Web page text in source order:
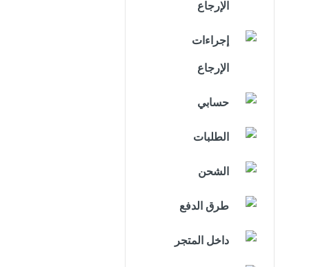
الإرجاع
إجراءات
الإرجاع
حسابي
الطلبات
الشحن
طرق الدفع
داخل المتجر